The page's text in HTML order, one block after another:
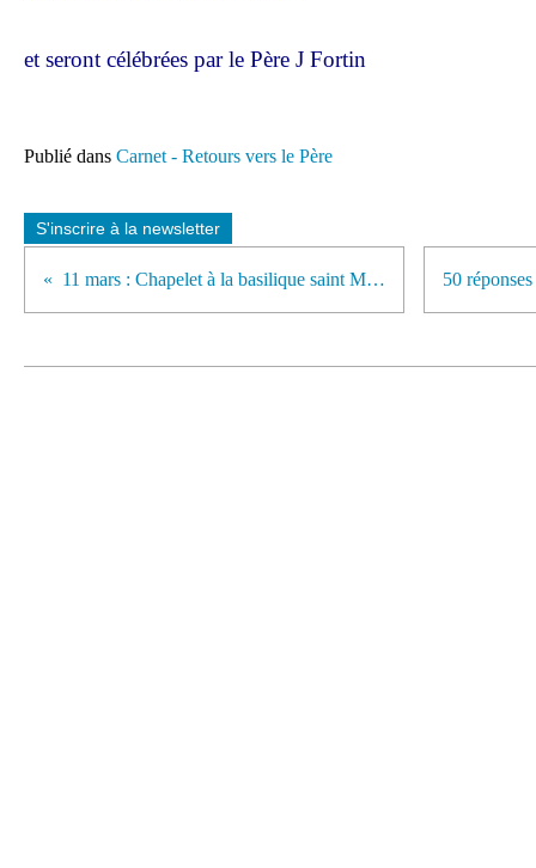
et seront célébrées par le Père J Fortin
Publié dans Carnet - Retours vers le Père
S'inscrire à la newsletter
11 mars : Chapelet à la basilique saint Martin